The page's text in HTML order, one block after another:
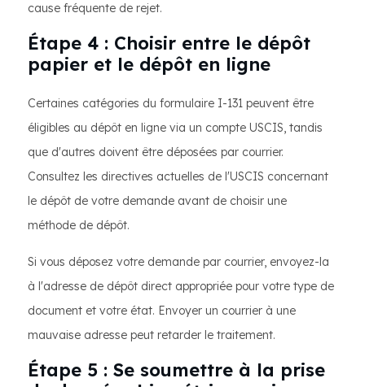
cause fréquente de rejet.
Étape 4 : Choisir entre le dépôt
papier et le dépôt en ligne
Certaines catégories du formulaire I-131 peuvent être
éligibles au dépôt en ligne via un compte USCIS, tandis
que d'autres doivent être déposées par courrier.
Consultez les directives actuelles de l'USCIS concernant
le dépôt de votre demande avant de choisir une
méthode de dépôt.
Si vous déposez votre demande par courrier, envoyez-la
à l'adresse de dépôt direct appropriée pour votre type de
document et votre état. Envoyer un courrier à une
mauvaise adresse peut retarder le traitement.
Étape 5 : Se soumettre à la prise